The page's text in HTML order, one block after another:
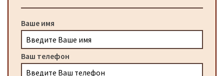
Ваше имя
Ваш телефон